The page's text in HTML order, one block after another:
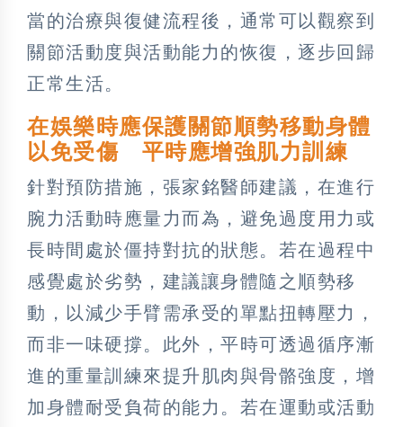
當的治療與復健流程後，通常可以觀察到
關節活動度與活動能力的恢復，逐步回歸
正常生活。
在娛樂時應保護關節順勢移動身體
以免受傷 平時應增強肌力訓練
針對預防措施，張家銘醫師建議，在進行
腕力活動時應量力而為，避免過度用力或
長時間處於僵持對抗的狀態。若在過程中
感覺處於劣勢，建議讓身體隨之順勢移
動，以減少手臂需承受的單點扭轉壓力，
而非一味硬撐。此外，平時可透過循序漸
進的重量訓練來提升肌肉與骨骼強度，增
加身體耐受負荷的能力。若在運動或活動